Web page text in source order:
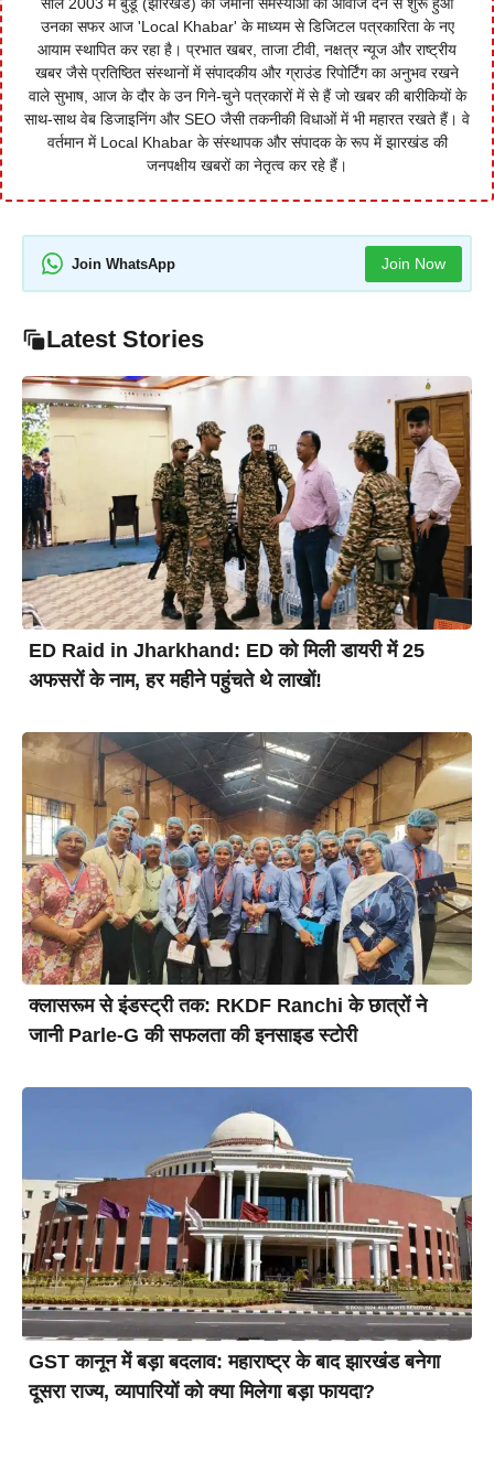
उनका सफर आज 'Local Khabar' के माध्यम से डिजिटल पत्रकारिता के नए
आयाम स्थापित कर रहा है। प्रभात खबर, ताजा टीवी, नक्षत्र न्यूज और राष्ट्रीय
खबर जैसे प्रतिष्ठित संस्थानों में संपादकीय और ग्राउंड रिपोर्टिंग का अनुभव रखने
वाले सुभाष, आज के दौर के उन गिने-चुने पत्रकारों में से हैं जो खबर की बारीकियों के
साथ-साथ वेब डिजाइनिंग और SEO जैसी तकनीकी विधाओं में भी महारत रखते हैं। वे
वर्तमान में Local Khabar के संस्थापक और संपादक के रूप में झारखंड की
जनपक्षीय खबरों का नेतृत्व कर रहे हैं।
Join WhatsApp Join Now
Latest Stories
ED Raid in Jharkhand: ED को मिली डायरी में 25
अफसरों के नाम, हर महीने पहुंचते थे लाखों!
क्लासरूम से इंडस्ट्री तक: RKDF Ranchi के छात्रों ने
जानी Parle-G की सफलता की इनसाइड स्टोरी
GST कानून में बड़ा बदलाव: महाराष्ट्र के बाद झारखंड बनेगा
दूसरा राज्य, व्यापारियों को क्या मिलेगा बड़ा फायदा?